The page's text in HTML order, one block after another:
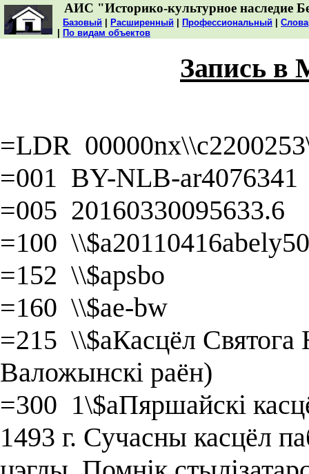
АИС "Историко-культурное наследие
Базовый Расширенный Профессиональный
По видам объектов
Запись в
=LDR
=001 BY-NLB-ar4076341
=005 20160330095633.6
=100
=152 \\$apsbo
=160 \\$ae-bw
=215 \\$aКасцёл
Валожынскі раён)
=300 1\$aПяршайскі
1493 г. Сучасны касцёл